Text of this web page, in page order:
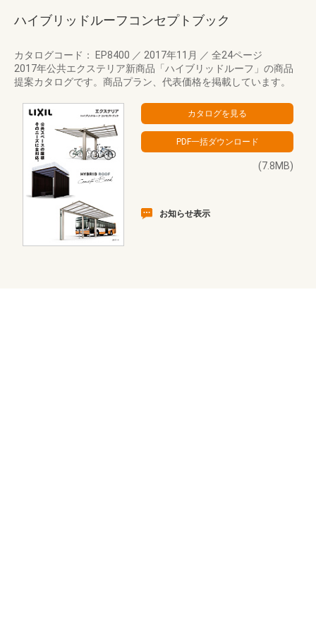
ハイブリッドルーフコンセプトブック
カタログコード： EP8400 ／ 2017年11月 ／ 全24ページ
2017年公共エクステリア新商品「ハイブリッドルーフ」の商品
提案カタログです。商品プラン、代表価格を掲載しています。
(7.8MB)
お知らせ表示